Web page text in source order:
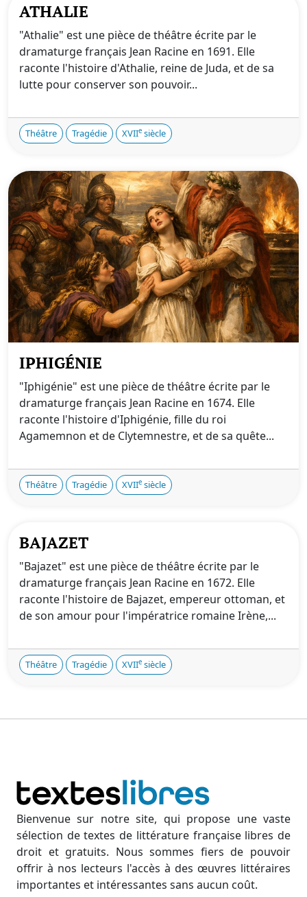
ATHALIE
"Athalie" est une pièce de théâtre écrite par le
dramaturge français Jean Racine en 1691. Elle
raconte l'histoire d'Athalie, reine de Juda, et de sa
lutte pour conserver son pouvoir...
Théâtre Tragédie XVIIe siècle
IPHIGÉNIE
"Iphigénie" est une pièce de théâtre écrite par le
dramaturge français Jean Racine en 1674. Elle
raconte l'histoire d'Iphigénie, fille du roi
Agamemnon et de Clytemnestre, et de sa quête...
Théâtre Tragédie XVIIe siècle
BAJAZET
"Bajazet" est une pièce de théâtre écrite par le
dramaturge français Jean Racine en 1672. Elle
raconte l'histoire de Bajazet, empereur ottoman, et
de son amour pour l'impératrice romaine Irène,...
Théâtre Tragédie XVIIe siècle
Bienvenue sur notre site, qui propose une vaste
sélection de textes de littérature française libres de
droit et gratuits. Nous sommes fiers de pouvoir
offrir à nos lecteurs l'accès à des œuvres littéraires
importantes et intéressantes sans aucun coût.